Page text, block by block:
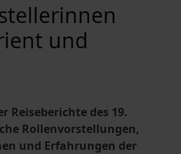
und
Reiseberichte des 19.
Rollenvorstellungen,
und Erfahrungen der